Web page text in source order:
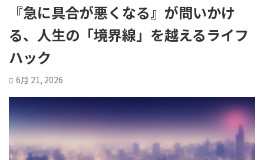
『急に具合が悪くなる』が問いかけ
る、人生の「境界線」を越えるライフ
ハック
6月 21, 2026